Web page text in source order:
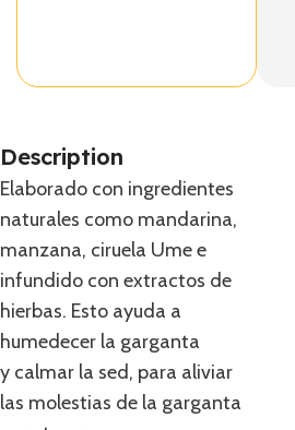
Description
Elaborado con ingredientes
naturales como mandarina,
manzana, ciruela Ume e
infundido con extractos de
hierbas. Esto ayuda a
humedecer la garganta
y calmar la sed, para aliviar
las molestias de la garganta